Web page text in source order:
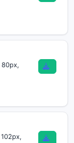
80px,
102px,